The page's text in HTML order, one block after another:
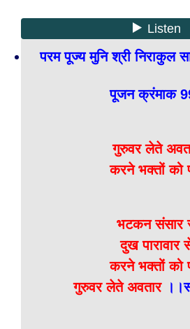
परम पूज्य मुनि श्री निराकुल
पूजन क्रंमाक
गुरुवर लेते
करने भक्तों को
भटकन संसार
दुख पारावार
करने भक्तों को
गुरुवर लेते अवतार